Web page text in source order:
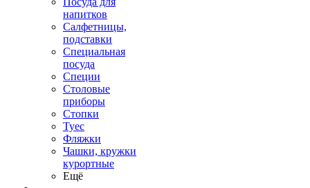
напитков
Салфетницы,
подставки
Специальная
посуда
Специи
Столовые
приборы
Стопки
Туес
Фляжки
Чашки, кружки
курортные
Ещё